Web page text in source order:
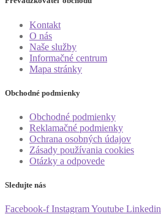
Kontakt
O nás
Naše služby
Informačné centrum
Mapa stránky
Obchodné podmienky
Obchodné podmienky
Reklamačné podmienky
Ochrana osobných údajov
Zásady používania cookies
Otázky a odpovede
Sledujte nás
Facebook-f InstagramYoutube Linkedin